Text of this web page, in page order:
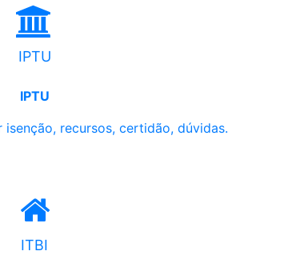
IPTU
IPTU
recursos, certidão, dúvidas.
ITBI